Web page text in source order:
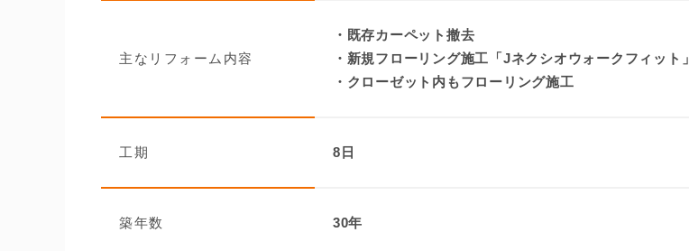
主なリフォーム内容
・既存カーペット撤去
・新規フローリング施工「Jネクシオウォークフィット」
・クローゼット内もフローリング施工
工期 8日
築年数 30年